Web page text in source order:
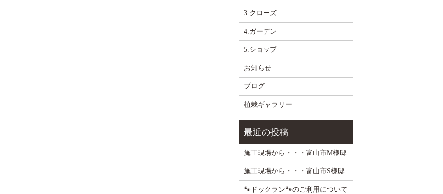
3.クローズ
4.ガーデン
5.ショップ
お知らせ
ブログ
植栽ギャラリー
施工現場から・・・富山市M様邸
施工現場から・・・富山市S様邸
🐾ドックラン🐾のご利用について